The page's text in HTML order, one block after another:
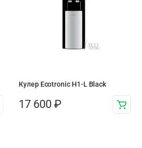
Кулер Ecotronic H1-L Black
17 600 ₽